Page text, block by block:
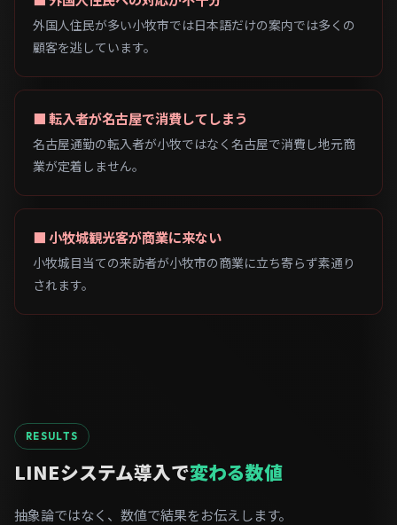
外国人住民が多い小牧市では日本語だけの案内では多くの
顧客を逃しています。
■ 転入者が名古屋で消費してしまう
名古屋通勤の転入者が小牧ではなく名古屋で消費し地元商
業が定着しません。
■ 小牧城観光客が商業に来ない
小牧城目当ての来訪者が小牧市の商業に立ち寄らず素通り
されます。
RESULTS
LINEシステム導入で変わる数値
抽象論ではなく、数値で結果をお伝えします。